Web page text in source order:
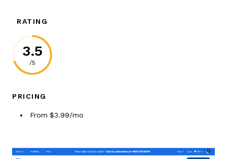
RATING
3.5
/5
PRICING
From $3.99/mo